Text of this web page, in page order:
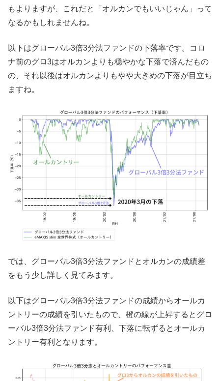
もよりますが、これだと「オルカンでもいいじゃん」って
なるかもしれませんね。
以下はグローバル3倍3分法ファンドの下落率です。コロ
ナ前のグロ3はオルカンよりも穏やかな下落で済んだもの
の、それ以後はオルカンよりもやや大きめの下落が目立ち
ますね。
では、グローバル3倍3分法ファンドとオルカンの成績差
をもう少し詳しく見てみます。
以下はグローバル3倍3分法ファンドの成績からオールカ
ントリーの成績を引いたもので、橙の線が上昇するとグロ
ーバル3倍3分法ファンド有利、下落に転ずるとオールカ
ントリー有利となります。